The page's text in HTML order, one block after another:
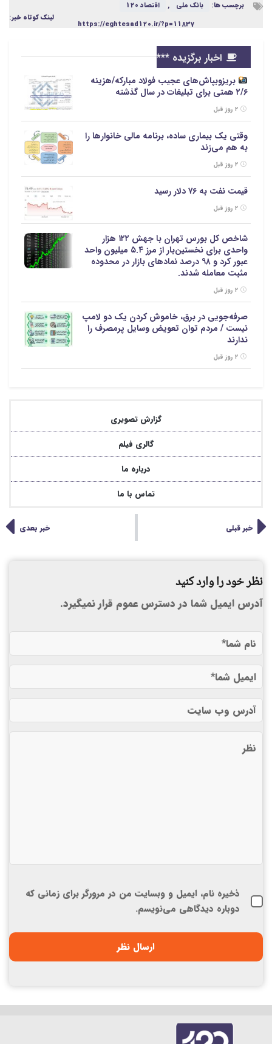
برچسب ها: بانک ملی ,
اقتصاد 120
لینک کوتاه خبر:
https://eghtesad120.ir/?p=11837
اخبار برگزیده ***
بریزوبپاش‌های عجیب فولاد مبارکه/هزینه
۲/۶ همتی برای تبلیغات در سال گذشته
وقتی یک بیماری ساده، برنامه مالی خانوارها را
به هم می‌زند
قیمت نفت به ۷۶ دلار رسید
شاخص کل بورس تهران با جهش ۱۲۲ هزار
واحدی برای نخستین‌بار از مرز ۵.۴ میلیون واحد
عبور کرد و ۹۸ درصد نمادهای بازار در محدوده
مثبت معامله شدند.
صرفه‌جویی در برق، خاموش کردن یک دو لامپ
نیست / مردم توان تعویض وسایل پرمصرف را
ندارند
گزارش تصویری
گالری فیلم
درباره ما
تماس با ما
خبر قبلی خبر بعدی
نظر خود را وارد کنید
آدرس ایمیل شما در دسترس عموم قرار نمیگیرد.
ذخیره نام، ایمیل و وبسایت من در مرورگر برای زمانی که
دوباره دیدگاهی می‌نویسم.